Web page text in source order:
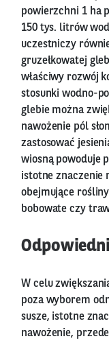
powierzchni 1 ha
150 tys. litrów
uczestniczy
gruzełkowatej
właściwy rozwój
stosunki wodno-
glebie można
nawożenie pól
zastosować
wiosną powoduje
istotne znaczenie
obejmujące
bobowate czy
W celu
poza wyborem
susze, istotne
nawożenie,